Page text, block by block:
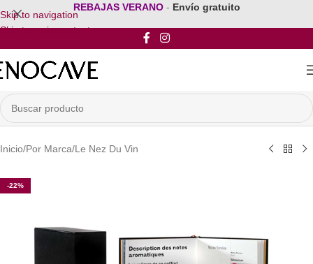
Skip to navigation
Skip to main content
REBAJAS VERANO - Envío gratuito
Inicio/Por Marca/Le Nez Du Vin
-22%